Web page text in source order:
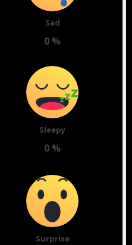
Sad
0 %
Sleepy
0 %
Surprise